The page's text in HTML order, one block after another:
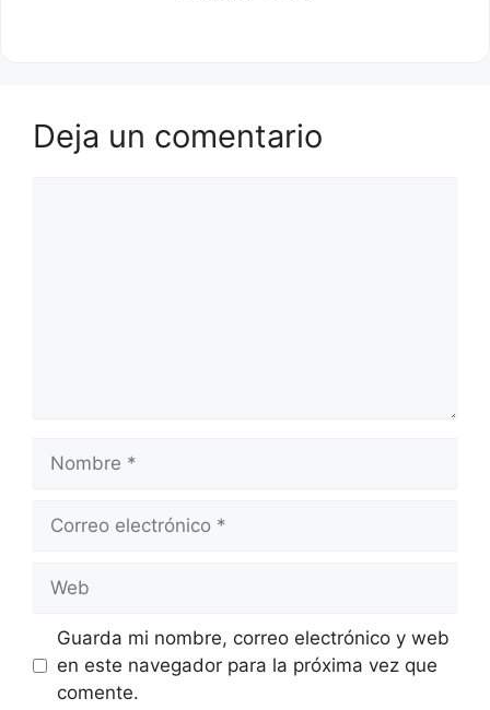
Deja un comentario
Nombre
Correo
Web
Guarda mi nombre, correo electrónico y web
en este navegador para la próxima vez que
comente.